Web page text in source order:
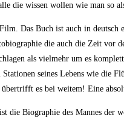
die wissen wollen wie man so
Das Buch ist auch in
die auch die Zeit vor
als vielmehr um es
seines Lebens wie die
es bei weitem! Eine
die Biographie des Mannes